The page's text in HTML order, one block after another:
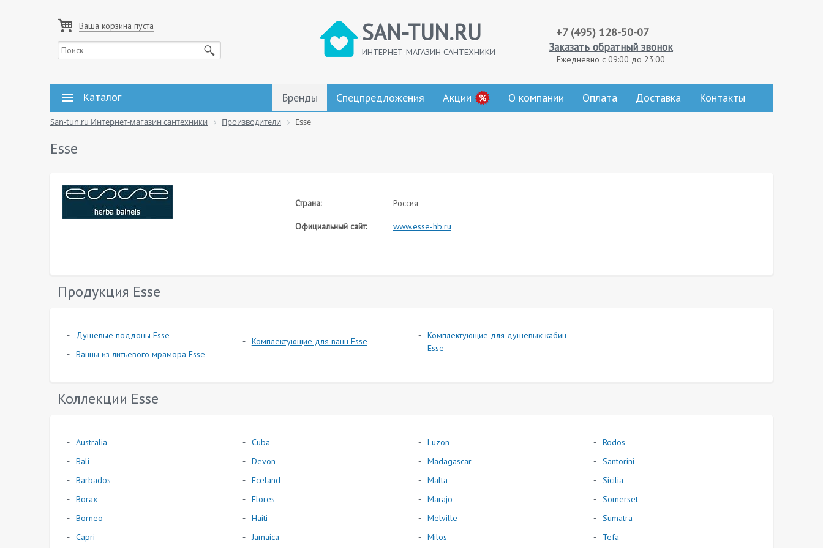
Ваша корзина пуста SAN-TUN.RU
ИНТЕРНЕТ-МАГАЗИН САНТЕХНИКИ
+7 (495) 128-50-07
Заказать обратный звонок
Ежедневно с 09:00 до 23:00
Каталог Бренды Спецпредложения Акции О компании Оплата Доставка Контакты
San-tun.ru Интернет-магазин сантехники Производители Esse
Esse
Страна: Россия
Официальный сайт: www.esse-hb.ru
Продукция Esse
Душевые поддоны Esse
Ванны из литьевого мрамора Esse
Комплектующие для ванн Esse
Комплектующие для душевых кабин
Esse
Коллекции Esse
Australia
Bali
Barbados
Borax
Borneo
Capri
Cuba
Devon
Eceland
Flores
Haiti
Jamaica
Luzon
Madagascar
Malta
Marajo
Melville
Milos
Rodos
Santorini
Sicilia
Somerset
Sumatra
Tefa